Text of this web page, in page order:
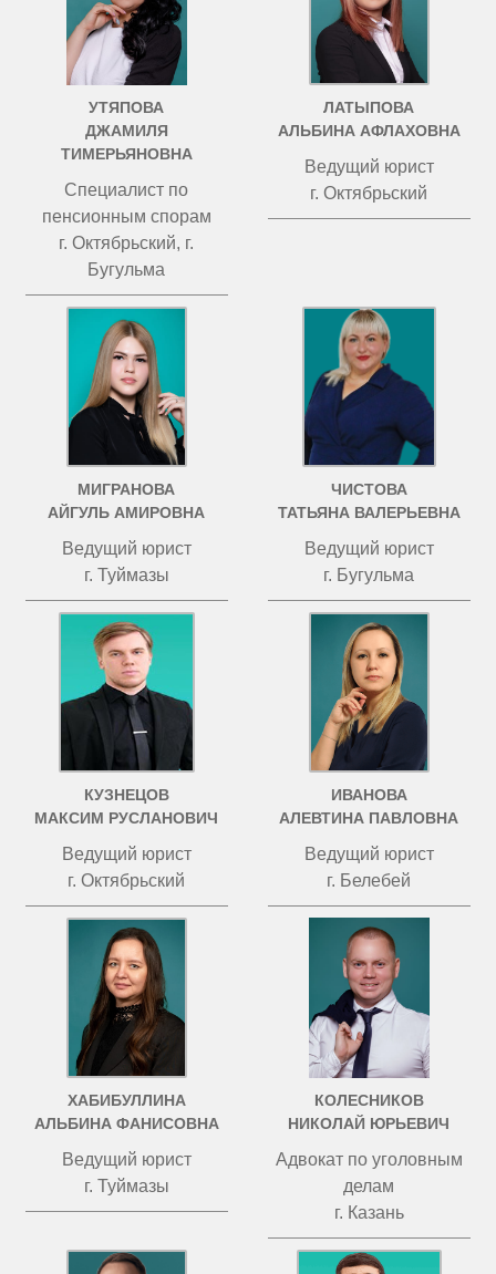
УТЯПОВА
ДЖАМИЛЯ
ТИМЕРЬЯНОВНА
Специалист по
пенсионным спорам
г. Октябрьский, г.
Бугульма
ЛАТЫПОВА
АЛЬБИНА АФЛАХОВНА
Ведущий юрист
г. Октябрьский
МИГРАНОВА
АЙГУЛЬ АМИРОВНА
Ведущий юрист
г. Туймазы
ЧИСТОВА
ТАТЬЯНА ВАЛЕРЬЕВНА
Ведущий юрист
г. Бугульма
КУЗНЕЦОВ
МАКСИМ РУСЛАНОВИЧ
Ведущий юрист
г. Октябрьский
ИВАНОВА
АЛЕВТИНА ПАВЛОВНА
Ведущий юрист
г. Белебей
ХАБИБУЛЛИНА
АЛЬБИНА ФАНИСОВНА
Ведущий юрист
г. Туймазы
КОЛЕСНИКОВ
НИКОЛАЙ ЮРЬЕВИЧ
Адвокат по уголовным
делам
г. Казань